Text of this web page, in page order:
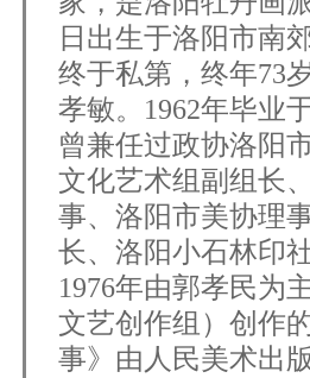
日出生于洛阳市南
终于私第，终年73
孝敏。1962年毕业
曾兼任过政协洛阳
文化艺术组副组长
事、洛阳市美协理
长、洛阳小石林印
1976年由郭孝民为
文艺创作组）创作
事》由人民美术出